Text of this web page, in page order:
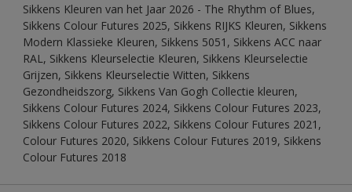
Sikkens Kleuren van het Jaar 2026 - The Rhythm of Blues,
Sikkens Colour Futures 2025, Sikkens RIJKS Kleuren, Sikkens
Modern Klassieke Kleuren, Sikkens 5051, Sikkens ACC naar
RAL, Sikkens Kleurselectie Kleuren, Sikkens Kleurselectie
Grijzen, Sikkens Kleurselectie Witten, Sikkens
Gezondheidszorg, Sikkens Van Gogh Collectie kleuren,
Sikkens Colour Futures 2024, Sikkens Colour Futures 2023,
Sikkens Colour Futures 2022, Sikkens Colour Futures 2021,
Colour Futures 2020, Sikkens Colour Futures 2019, Sikkens
Colour Futures 2018